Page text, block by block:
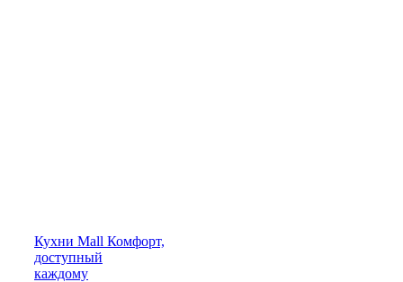
Кухни Mall Комфорт,
доступный
каждому